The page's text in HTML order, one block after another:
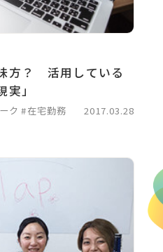
方？ 活用している
」
ク #在宅勤務 2017.03.28